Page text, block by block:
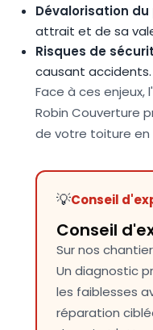
Dévalorisation
attrait et de sa
Risques de
causant
Face à ces
Robin Couverture
de votre toiture en
💡Conseil
Conseil
Sur nos
Un diagnostic
les faiblesses
réparation